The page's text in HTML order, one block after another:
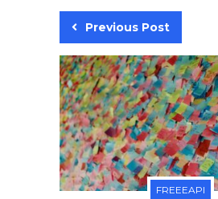
Previous Post
FREEEAPI